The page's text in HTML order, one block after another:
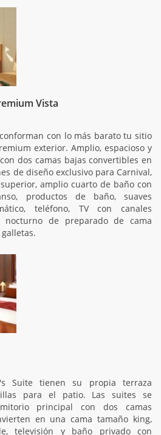
Vista
con lo más barato tu sitio
exterior. Amplio, espacioso y
dos camas bajas convertibles en
de diseño exclusivo para Carnival,
amplio cuarto de baño con
productos de baño, suaves
teléfono, TV con canales
nocturno de preparado de cama
Suite tienen su propia terraza
para el patio. Las suites se
principal con dos camas
en una cama tamaño king,
televisión y baño privado con